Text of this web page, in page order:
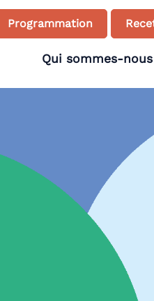
Programmation
Qui sommes-